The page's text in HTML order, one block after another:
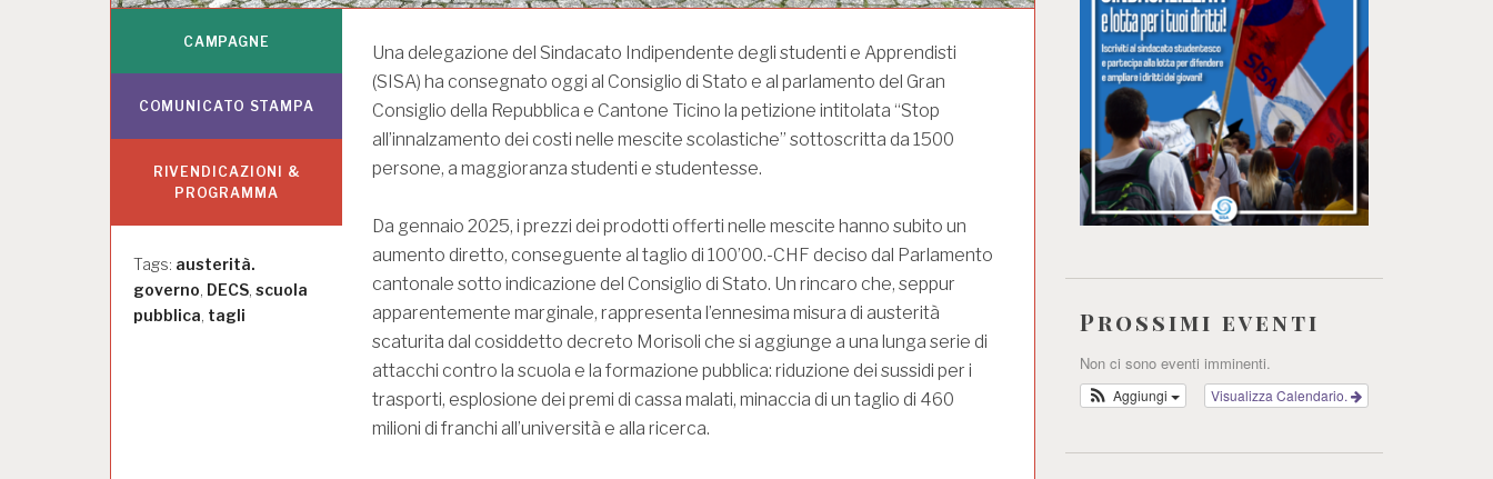
Una delegazione del Sindacato Indipendente degli studenti e Apprendisti
(SISA) ha consegnato oggi al Consiglio di Stato e al parlamento del Gran
Consiglio della Repubblica e Cantone Ticino la petizione intitolata “Stop
all’innalzamento dei costi nelle mescite scolastiche” sottoscritta da 1500
persone, a maggioranza studenti e studentesse.
Da gennaio 2025, i prezzi dei prodotti offerti nelle mescite hanno subito un
aumento diretto, conseguente al taglio di 100’00.-CHF deciso dal Parlamento
cantonale sotto indicazione del Consiglio di Stato. Un rincaro che, seppur
apparentemente marginale, rappresenta l’ennesima misura di austerità
scaturita dal cosiddetto decreto Morisoli che si aggiunge a una lunga serie di
attacchi contro la scuola e la formazione pubblica: riduzione dei sussidi per i
trasporti, esplosione dei premi di cassa malati, minaccia di un taglio di 460
milioni di franchi all’università e alla ricerca.
CAMPAGNE
COMUNICATO STAMPA
RIVENDICAZIONI &
PROGRAMMA
Tags: austerità.
governo, DECS,scuola
pubblica, tagli Prossimi eventi
Non ci sono eventi imminenti.
Visualizza Calendario.
Aggiungi